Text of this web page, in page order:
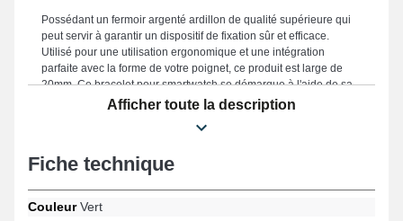
Possédant un fermoir argenté ardillon de qualité supérieure qui
peut servir à garantir un dispositif de fixation sûr et efficace.
Utilisé pour une utilisation ergonomique et une intégration
parfaite avec la forme de votre poignet, ce produit est large de
20mm. Ce bracelet pour smartwatch se démarque à l'aide de sa
fabrication méticuleuse, en faisant de lui une option
votre look quotidien, tout en offrant un confort supérieur dans
temps, ce bracelet de montre convient parfaitement aux
les références 3 Fitness, Suunto 3 Fitness, Suunto 3, 3 et bien
Afficher toute la description
Fiche technique
CouleurVert